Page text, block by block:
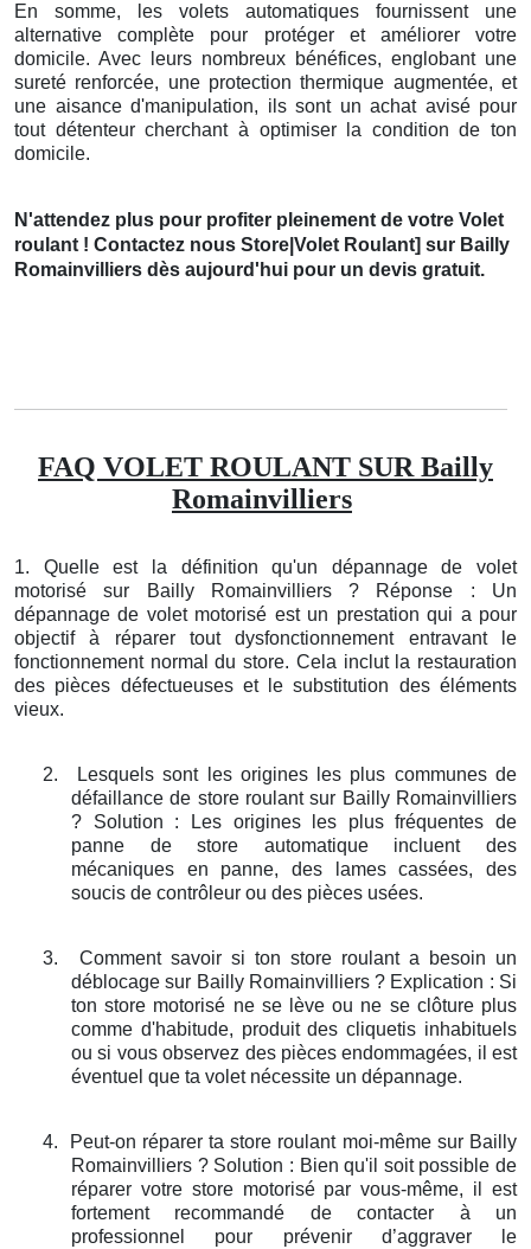
En somme, les volets automatiques fournissent une
alternative complète pour protéger et améliorer votre
domicile. Avec leurs nombreux bénéfices, englobant une
sureté renforcée, une protection thermique augmentée, et
une aisance d'manipulation, ils sont un achat avisé pour
tout détenteur cherchant à optimiser la condition de ton
domicile.
N'attendez plus pour profiter pleinement de votre Volet
roulant ! Contactez nous Store|Volet Roulant] sur Bailly
Romainvilliers dès aujourd'hui pour un devis gratuit.
FAQ VOLET ROULANT SUR Bailly
Romainvilliers
1. Quelle est la définition qu'un dépannage de volet
motorisé sur Bailly Romainvilliers ? Réponse : Un
dépannage de volet motorisé est un prestation qui a pour
objectif à réparer tout dysfonctionnement entravant le
fonctionnement normal du store. Cela inclut la restauration
des pièces défectueuses et le substitution des éléments
vieux.
2.
Lesquels sont les origines les plus communes de
défaillance de store roulant sur Bailly Romainvilliers
? Solution : Les origines les plus fréquentes de
panne de store automatique incluent des
mécaniques en panne, des lames cassées, des
soucis de contrôleur ou des pièces usées.
3.
Comment savoir si ton store roulant a besoin un
déblocage sur Bailly Romainvilliers ? Explication : Si
ton store motorisé ne se lève ou ne se clôture plus
comme d'habitude, produit des cliquetis inhabituels
ou si vous observez des pièces endommagées, il est
éventuel que ta volet nécessite un dépannage.
4.
Peut-on réparer ta store roulant moi-même sur Bailly
Romainvilliers ? Solution : Bien qu'il soit possible de
réparer votre store motorisé par vous-même, il est
fortement recommandé de contacter à un
professionnel pour prévenir d’aggraver le